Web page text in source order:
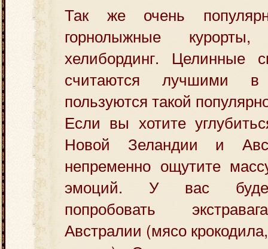
Так же очень
горнолыжные
хелибординг. Целинные
считаются лучшими
пользуются такой
Если вы хотите
Новой Зеландии и
непременно ощутите
эмоций. У вас
попробовать
Австралии (мясо